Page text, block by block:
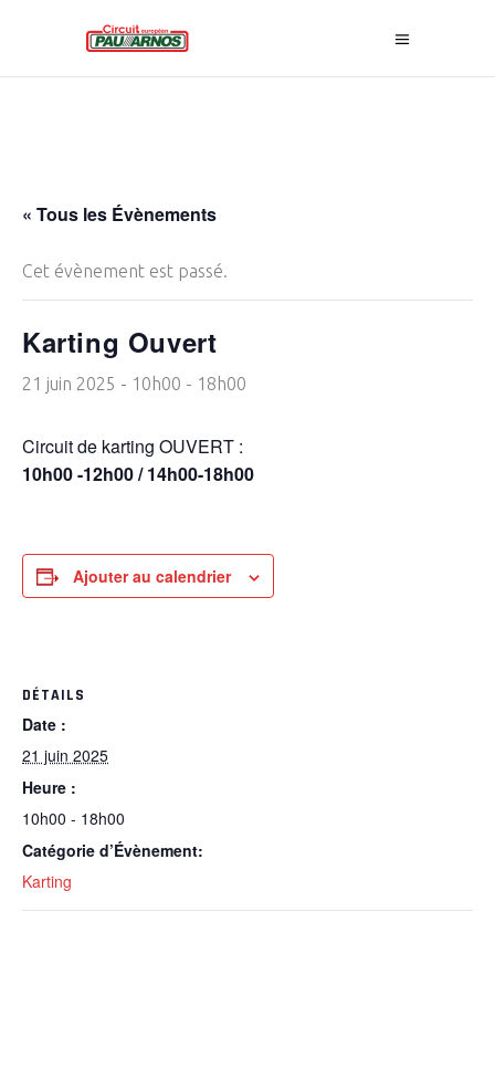
« Tous les Évènements
Cet évènement est passé.
Karting Ouvert
21 juin 2025 - 10h00 - 18h00
Circuit de karting OUVERT :
10h00 -12h00 / 14h00-18h00
Ajouter au calendrier
DÉTAILS
Date :
21 juin 2025
Heure :
10h00 - 18h00
Catégorie d’Évènement:
Karting